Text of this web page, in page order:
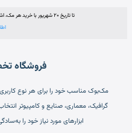
تا تاریخ ۲۰ شهریور با خرید هر مک، اشتراک رایگان اپ‌استور مک نید را دریافت کنید.
فروشگاه
مک‌بوک مناسب خود را برای هر نوع
گرافیک، معماری، صنایع و کامپیوتر
ابزارهای مورد نیاز خود را